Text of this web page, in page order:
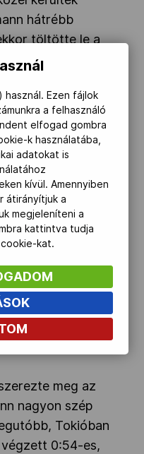
hátrébb
töltötte le a
az utolsó
meg az
nagyon szép
Tokióban
végzett 0:54-es,
Ezen fájlok
a felhasználó
elfogad gombra
k használatába,
adatokat is
kívül. Amennyiben
átirányítjuk a
megjeleníteni a
kattintva tudja
kat.